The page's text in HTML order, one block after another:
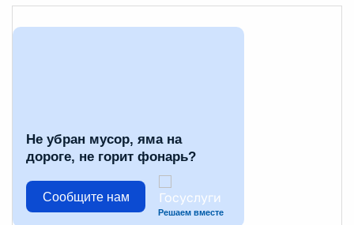
Не убран мусор, яма на
дороге, не горит фонарь?
Сообщите нам
Решаем вместе